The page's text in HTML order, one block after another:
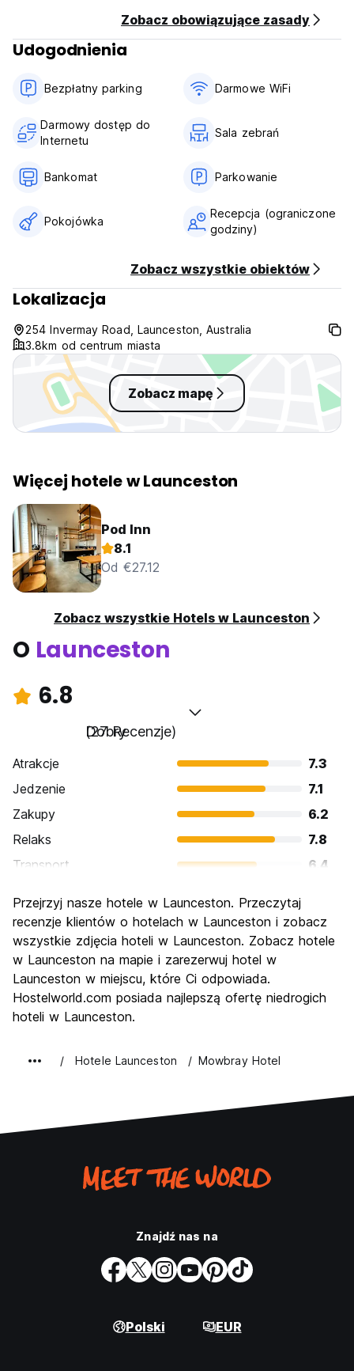
ewentualnych kosztów dodatkowych. (Auto-translated from
Zobacz obowiązujące zasady
Udogodnienia
Bezpłatny parking Darmowe WiFi
Darmowy dostęp do
Internetu
Sala zebrań
Bankomat Parkowanie
Pokojówka
Recepcja (ograniczone
godziny)
Zobacz wszystkie obiektów
Lokalizacja
254 Invermay Road, Launceston, Australia
3.8km od centrum miasta
Zobacz mapę
Więcej hotele w Launceston
Pod Inn
8.1
Od €27.12
Zobacz wszystkie Hotels w Launceston
O Launceston
6.8
Dobry
(27 Recenzje)
Atrakcje
7.3
Jedzenie
7.1
Zakupy
6.2
Relaks
7.8
Transport
6.4
Kultura
7.0
Imprezy
5.3
Najlepsza wartość
Przejrzyj nasze hotele w Launceston. Przeczytaj
recenzje klientów o hotelach w Launceston i zobacz
wszystkie zdjęcia hoteli w Launceston. Zobacz hotele
w Launceston na mapie i zarezerwuj hotel w
Launceston w miejscu, które Ci odpowiada.
Hostelworld.com posiada najlepszą ofertę niedrogich
hoteli w Launceston.
Hotele Launceston Mowbray Hotel
Znajdź nas na
Polski EUR